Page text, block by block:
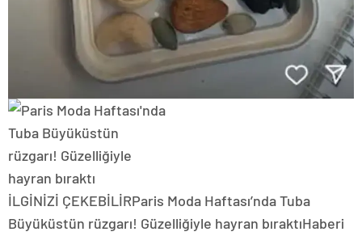
İLGİNİZİ ÇEKEBİLİRParis Moda Haftası’nda Tuba
Büyüküstün rüzgarı! Güzelliğiyle hayran bıraktıHaberi